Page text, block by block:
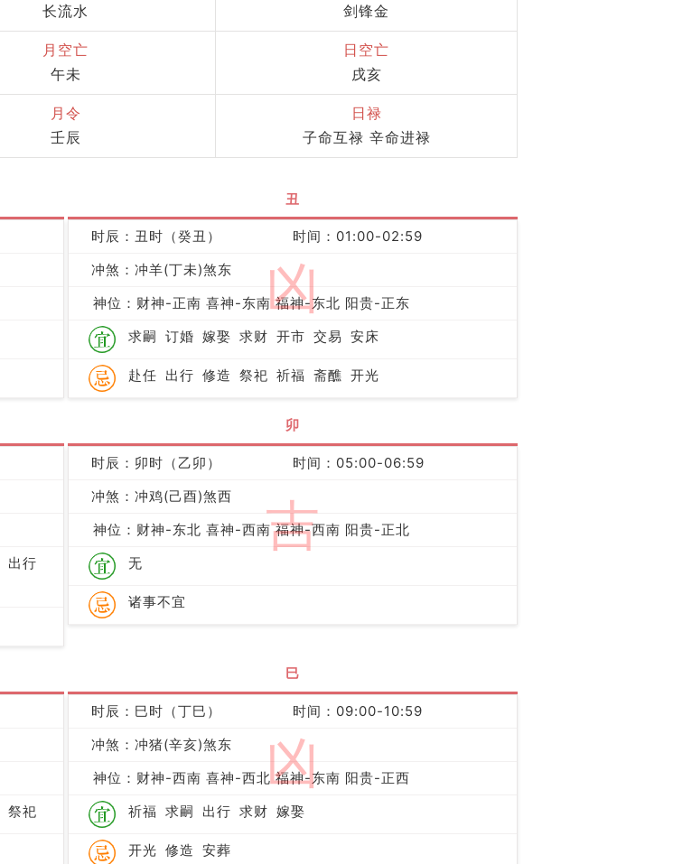
长流水
剑锋金
月空亡
午未
日空亡
戌亥
月令
壬辰
日禄
子命互禄 辛命进禄
丑
凶
时辰：丑时（癸丑）
时间：01:00-02:59
冲煞：冲羊(丁未)煞东
神位：财神-正南 喜神-东南 福神-东北 阳贵-正东
求嗣 订婚 嫁娶 求财 开市 交易 安床
赴任 出行 修造 祭祀 祈福 斋醮 开光
出行
卯
吉
时辰：卯时（乙卯）
时间：05:00-06:59
冲煞：冲鸡(己酉)煞西
神位：财神-东北 喜神-西南 福神-西南 阳贵-正北
无
诸事不宜
祭祀
巳
凶
时辰：巳时（丁巳）
时间：09:00-10:59
冲煞：冲猪(辛亥)煞东
神位：财神-西南 喜神-西北 福神-东南 阳贵-正西
祈福 求嗣 出行 求财 嫁娶
开光 修造 安葬